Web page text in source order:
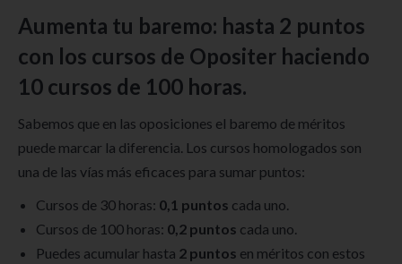
Aumenta tu baremo: hasta 2 puntos
con los cursos de Opositer haciendo
10 cursos de 100 horas.
Sabemos que en las oposiciones el baremo de méritos
puede marcar la diferencia. Los cursos homologados son
una de las vías más eficaces para sumar puntos:
Cursos de 30 horas: 0,1 puntos cada uno.
Cursos de 100 horas: 0,2 puntos cada uno.
Puedes acumular hasta 2 puntos en méritos con estos